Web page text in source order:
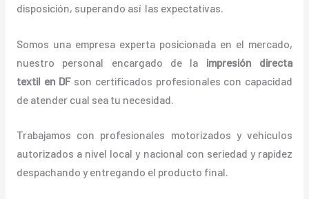
disposición, superando así las expectativas.
Somos una empresa experta posicionada en el mercado,
nuestro personal encargado de la impresión directa
textil en DF son certificados profesionales con capacidad
de atender cual sea tu necesidad.
Trabajamos con profesionales motorizados y vehículos
autorizados a nivel local y nacional con seriedad y rapidez
despachando y entregando el producto final.